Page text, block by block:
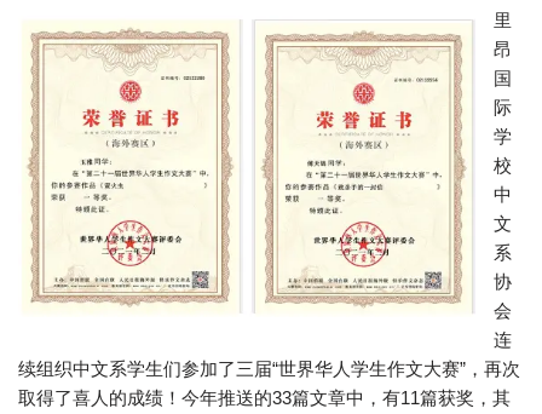
里
昂
国
际
学
校
中
文
系
协
会
连
续组织中文系学生们参加了三届“世界华人学生作文大赛”，再次
取得了喜人的成绩！今年推送的33篇文章中，有11篇获奖，其